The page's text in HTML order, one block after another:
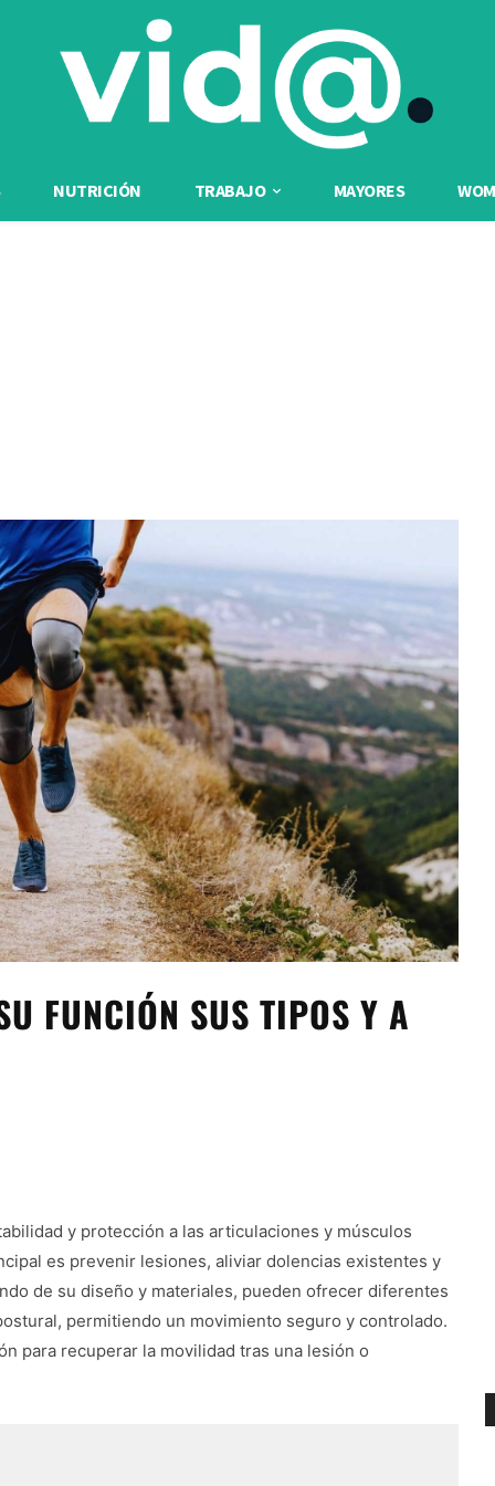
NUTRICIÓN TRABAJO MAYORES
FUNCIÓN SUS TIPOS Y A
y protección a las articulaciones y músculos
es prevenir lesiones, aliviar dolencias existentes y
de su diseño y materiales, pueden ofrecer diferentes
permitiendo un movimiento seguro y controlado.
para recuperar la movilidad tras una lesión o